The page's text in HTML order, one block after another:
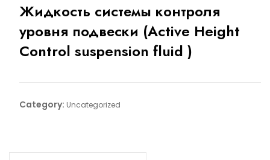
Жидкость системы контроля
уровня подвески (Active Height
Control suspension fluid )
Category: Uncategorized